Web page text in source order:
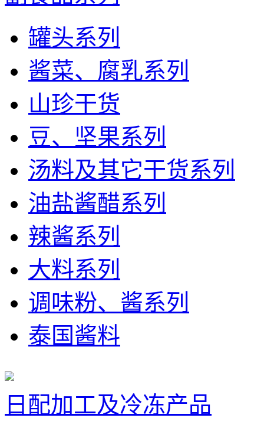
罐头系列
酱菜、腐乳系列
山珍干货
豆、坚果系列
汤料及其它干货系列
油盐酱醋系列
辣酱系列
大料系列
调味粉、酱系列
泰国酱料
日配加工及冷冻产品